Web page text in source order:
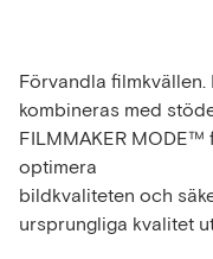
Förvandla
kombineras med
FILMMAKER
optimera
bildkvaliteten och
ursprungliga kvalitet